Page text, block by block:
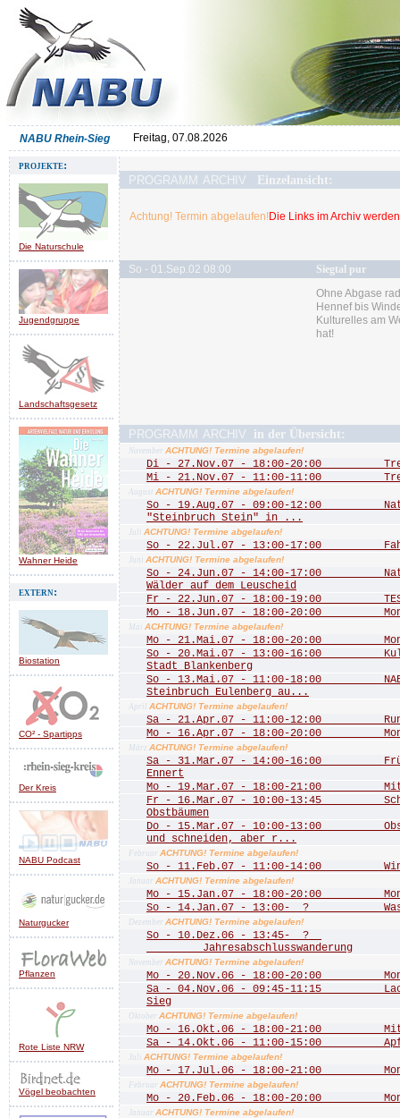
NABU Rhein-Sieg Freitag, 07.08.2026
projekte:
Die Naturschule
Jugendgruppe
Landschaftsgesetz
Wahner Heide
extern:
Biostation
CO² - Spartipps
Der Kreis
NABU Podcast
Naturgucker
Pflanzen
Rote Liste NRW
Vögel beobachten
programm archiv Einzelansicht:
Achtung! Termin abgelaufen!Die Links im Archiv
So - 01.Sep.02 08:00
Siegtal pur
Ohne Abgase
Hennef bis
Kulturelles am
hat!
programm archiv in der Übersicht:
November ACHTUNG! Termine abgelaufen!
Di - 27.Nov.07 - 18:00-20:00
Mi - 21.Nov.07 - 11:00-11:00
August ACHTUNG! Termine abgelaufen!
So - 19.Aug.07 - 09:00-12:00
"Steinbruch Stein" in ...
Juli ACHTUNG! Termine abgelaufen!
So - 22.Jul.07 - 13:00-17:00
Juni ACHTUNG! Termine abgelaufen!
So - 24.Jun.07 - 14:00-17:00
Wälder auf dem Leuscheid
Fr - 22.Jun.07 - 18:00-19:00 TEST
Mo - 18.Jun.07 - 18:00-20:00
Mai ACHTUNG! Termine abgelaufen!
Mo - 21.Mai.07 - 18:00-20:00
So - 20.Mai.07 - 13:00-16:00
Stadt Blankenberg
So - 13.Mai.07 - 11:00-18:00
Steinbruch Eulenberg au...
April ACHTUNG! Termine abgelaufen!
Sa - 21.Apr.07 - 11:00-12:00 Rund
Mo - 16.Apr.07 - 18:00-20:00
März ACHTUNG! Termine abgelaufen!
Sa - 31.Mar.07 - 14:00-16:00
Ennert
Mo - 19.Mar.07 - 18:00-21:00
Fr - 16.Mar.07 - 10:00-13:45
Obstbäumen
Do - 15.Mar.07 - 10:00-13:00
und schneiden, aber r...
Februar ACHTUNG! Termine abgelaufen!
So - 11.Feb.07 - 11:00-14:00
Januar ACHTUNG! Termine abgelaufen!
Mo - 15.Jan.07 - 18:00-20:00
So - 14.Jan.07 - 13:00- ?
Dezember ACHTUNG! Termine abgelaufen!
So - 10.Dez.06 - 13:45- ?
Jahresabschlusswanderung
November ACHTUNG! Termine abgelaufen!
Mo - 20.Nov.06 - 18:00-20:00
Sa - 04.Nov.06 - 09:45-11:15
Sieg
Oktober ACHTUNG! Termine abgelaufen!
Mo - 16.Okt.06 - 18:00-21:00
Sa - 14.Okt.06 - 11:00-15:00
Juli ACHTUNG! Termine abgelaufen!
Mo - 17.Jul.06 - 18:00-21:00
Februar ACHTUNG! Termine abgelaufen!
Mo - 20.Feb.06 - 18:00-20:00
Januar ACHTUNG! Termine abgelaufen!